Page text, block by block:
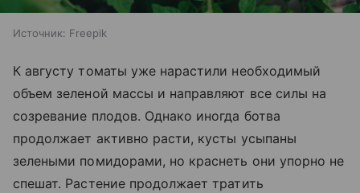
Источник: Freepik
К августу томаты уже нарастили необходимый
объем зеленой массы и направляют все силы на
созревание плодов. Однако иногда ботва
продолжает активно расти, кусты усыпаны
зелеными помидорами, но краснеть они упорно не
спешат. Растение продолжает тратить